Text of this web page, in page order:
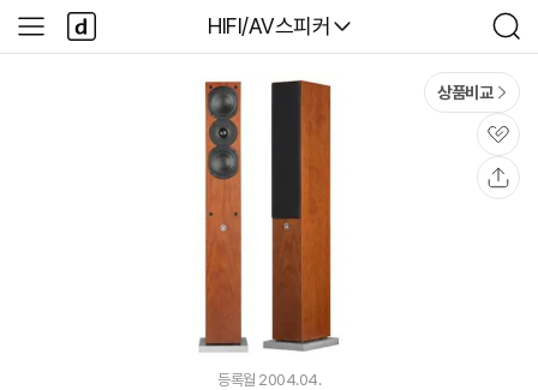
다나와
HIFI/AV스피커
검
색
사
이
다
나
와
상품비교
관
심
등록월 2004.04.